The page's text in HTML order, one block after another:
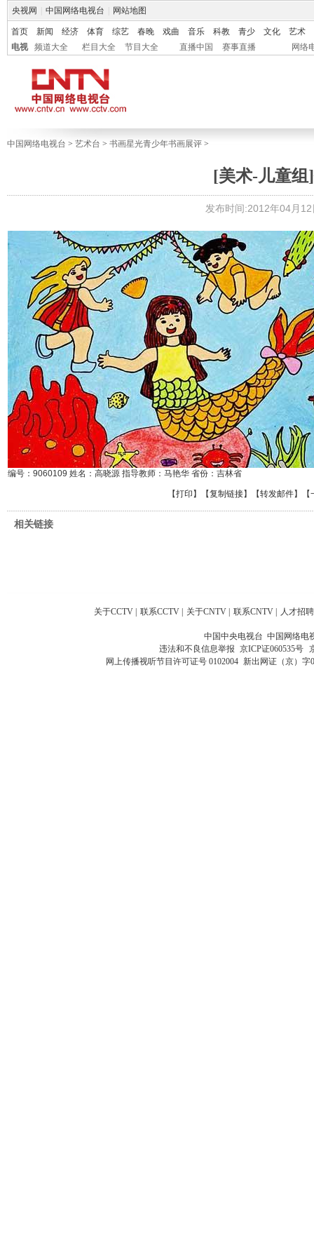
央视网 中国网络电视台 网站地图
首页 新闻 经济 体育 综艺 春晚 戏曲 音乐 科教 青少 文化
艺术
电视
频道大全 栏目大全 节目大全 直播中国 赛事直播 网络
中国网络电视台 > 艺术台 > 书画星光青少年书画展评 >
[美术-儿童组
发布时间:2012年04月
编号：9060109 姓名：高晓源 指导教师：马艳华 省份：吉林省
【打印 】【复制链接】【转发邮件】
相关链接
关于CCTV 联系CCTV 关于CNTV 联系CNTV 人才招聘
中国中央电视台 中国网络电
违法和不良信息举报 京ICP证060535号
网上传播视听节目许可证号 0102004 新出网证（京）